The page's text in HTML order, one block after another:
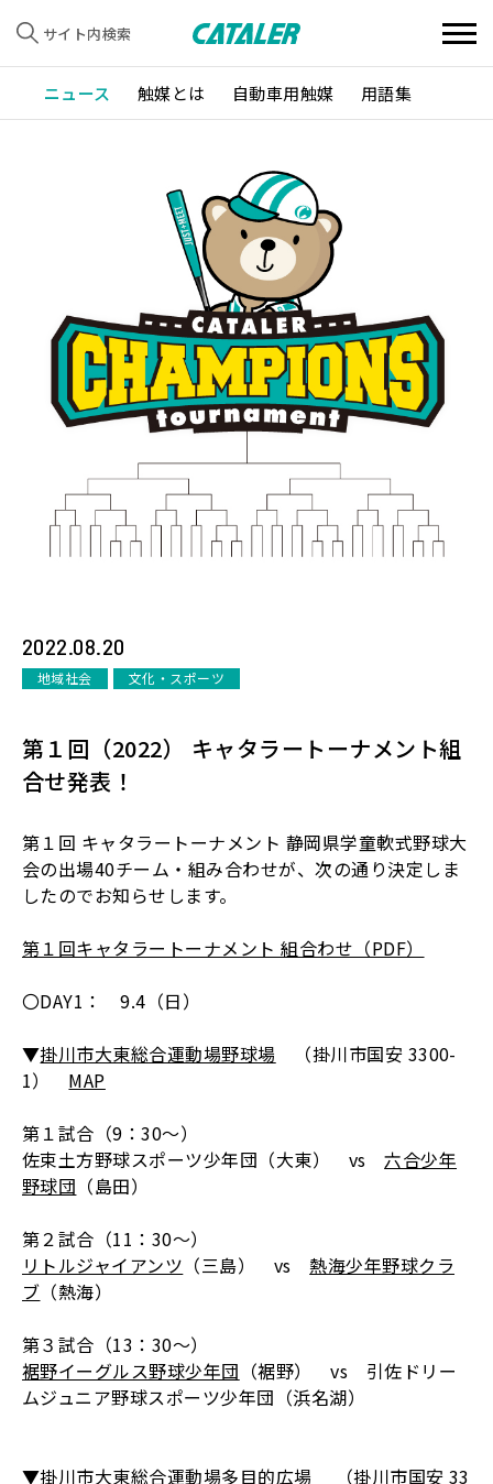
サイト内検索
ニュース 触媒とは 自動車用触媒 用語集
2022.08.20
地域社会 文化・スポーツ
第１回（2022） キャタラートーナメント組
合せ発表！
第１回 キャタラートーナメント 静岡県学童軟式野球大
会の出場40チーム・組み合わせが、次の通り決定しま
したのでお知らせします。
第１回キャタラートーナメント 組合わせ（PDF）
〇DAY1： 9.4（日）
▼掛川市大東総合運動場野球場 （掛川市国安 3300-
1） MAP
第１試合（9：30～）
佐束土方野球スポーツ少年団（大東） vs六合少年
野球団 （島田）
第２試合（11：30～）
リトルジャイアンツ （三島） vs熱海少年野球クラ
ブ （熱海）
第３試合（13：30～）
裾野イーグルス野球少年団 （裾野） vs 引佐ドリー
ムジュニア野球スポーツ少年団（浜名湖）
▼掛川市大東総合運動場多目的広場 （掛川市国安 33